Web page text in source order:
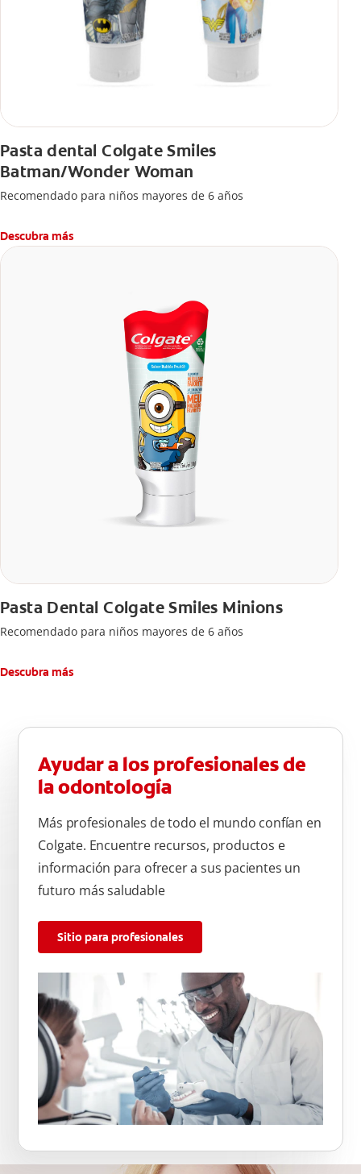
Pasta dental Colgate Smiles
Batman/Wonder Woman
Recomendado para niños mayores de 6 años
Descubra más
Pasta Dental Colgate Smiles Minions
Recomendado para niños mayores de 6 años
Descubra más
Ayudar a los profesionales de
la odontología
Más profesionales de todo el mundo confían en
Colgate. Encuentre recursos, productos e
información para ofrecer a sus pacientes un
futuro más saludable
Sitio para profesionales